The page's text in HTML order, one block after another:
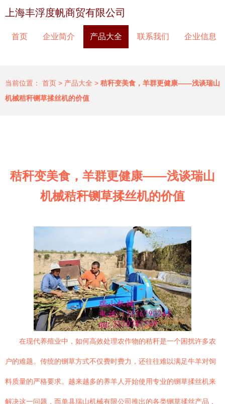
上海丰浮度帆商贸有限公司
首页 企业简介 产品大全 联系我们 企业信息
当前位置： 首页 > 产品大全 > 秸秆变美食，羊群更健康——浅谈瑞山
机械秸秆铡草揉丝机的价值
秸秆变美食，羊群更健康——浅谈瑞山
机械秸秆铡草揉丝机的价值
在现代养殖业中，如何高效处理农作物的秸秆是一个困扰许多农
户的难题。传统的铡草方式不仅费时费力，还往往难以满足牛羊对饲
料质量的严格要求。越来越多的养羊人开始使用专业的铡草揉丝机来
解决这一问题，而单县瑞山机械有限公司推出的各类铡草揉丝产品，